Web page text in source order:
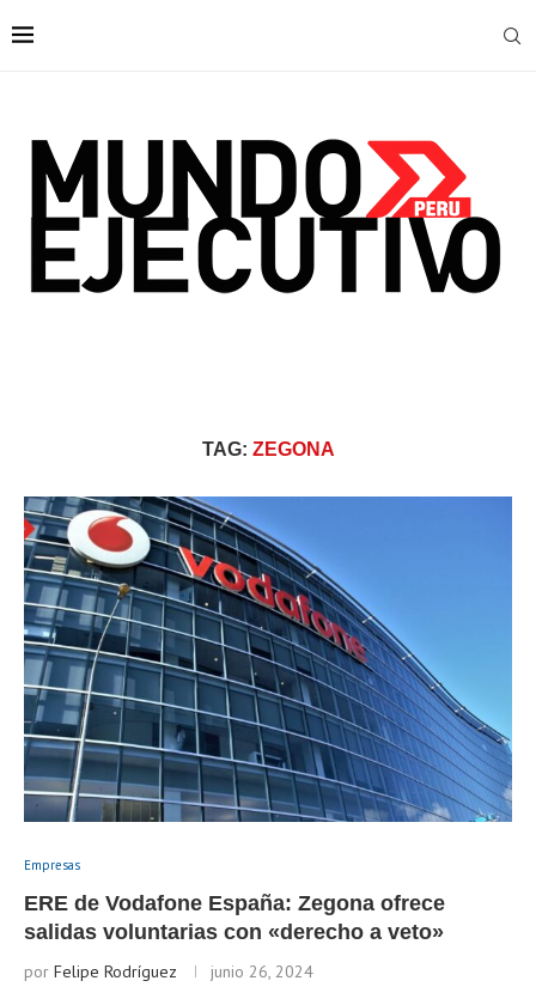
TAG: ZEGONA
Empresas
ERE de Vodafone España: Zegona ofrece
salidas voluntarias con «derecho a veto»
por Felipe Rodríguez junio 26, 2024